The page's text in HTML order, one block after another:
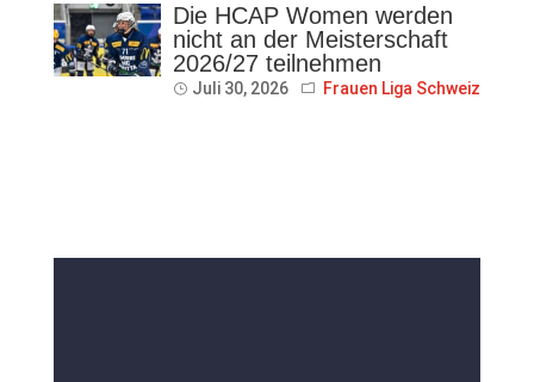
Die HCAP Women werden
nicht an der Meisterschaft
2026/27 teilnehmen
Juli 30, 2026 Frauen Liga Schweiz